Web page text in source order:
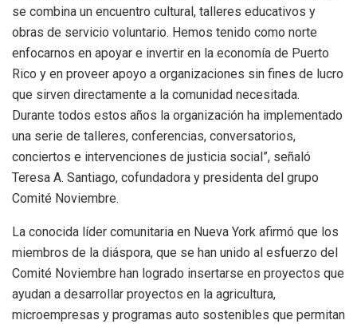
se combina un encuentro cultural, talleres educativos y
obras de servicio voluntario. Hemos tenido como norte
enfocarnos en apoyar e invertir en la economía de Puerto
Rico y en proveer apoyo a organizaciones sin fines de lucro
que sirven directamente a la comunidad necesitada.
Durante todos estos años la organización ha implementado
una serie de talleres, conferencias, conversatorios,
conciertos e intervenciones de justicia social”, señaló
Teresa A. Santiago, cofundadora y presidenta del grupo
Comité Noviembre.
La conocida líder comunitaria en Nueva York afirmó que los
miembros de la diáspora, que se han unido al esfuerzo del
Comité Noviembre han logrado insertarse en proyectos que
ayudan a desarrollar proyectos en la agricultura,
microempresas y programas auto sostenibles que permitan